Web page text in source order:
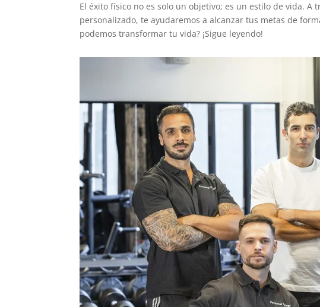
El éxito físico no es solo un objetivo; es un estilo de vida.
personalizado, te ayudaremos a alcanzar tus metas de
podemos transformar tu vida? ¡Sigue leyendo!